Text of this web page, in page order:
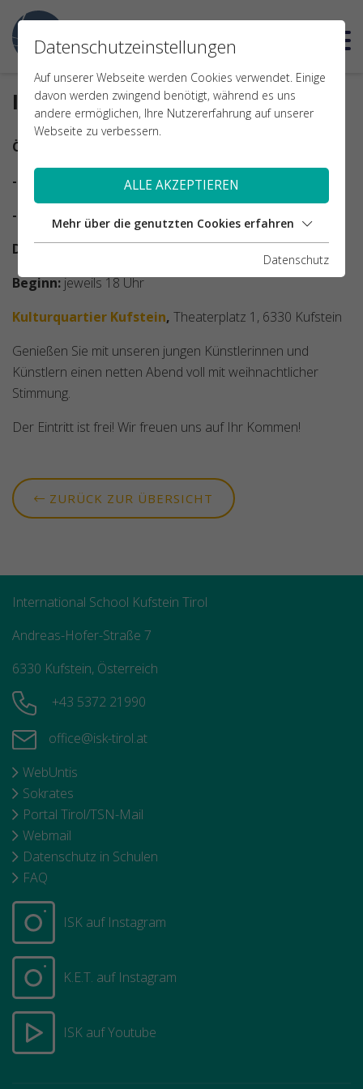
ELTERN, VERWANDTE, FREUNDINNEN UND
FREUNDE SIND HERZLICH EINGELADEN!
ISK CHRISTMAS CONCERTS 2024
Öffentliche Aufführungen:
- Montag, 16. Dezember 2024(Klassen 5A - 10A)
- Dienstag, 17 Dezember 2024
(Klassen 5B - 10B)
Doors open:jeweils 17 Uhr
Beginn:jeweils 18 Uhr
Kulturquartier Kufstein, Theaterplatz 1, 6330 Kufstein
Genießen Sie mit unseren jungen Künstlerinnen und
Künstlern einen netten Abend voll mit weihnachtlicher
Stimmung.
Der Eintritt ist frei! Wir freuen uns auf Ihr Kommen!
ZURÜCK ZUR ÜBERSICHT
International School Kufstein Tirol
Andreas-Hofer-Straße 7
6330 Kufstein, Österreich
+43 5372 21990
office@isk-tirol.at
WebUntis
Sokrates
Portal Tirol/TSN-Mail
Webmail
Datenschutz in Schulen
FAQ
ISK auf Instagram
K.E.T. auf Instagram
ISK auf Youtube
Datenschutzeinstellungen
Auf unserer Webseite werden Cookies verwendet. Einige
davon werden zwingend benötigt, während es uns
andere ermöglichen, Ihre Nutzererfahrung auf unserer
Webseite zu verbessern.
ALLE AKZEPTIEREN
Mehr über die genutzten Cookies erfahren
Datenschutz